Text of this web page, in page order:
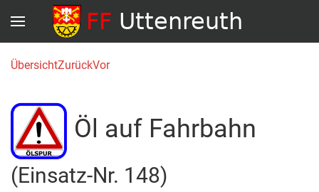
ÜbersichtZurückVor
Öl auf Fahrbahn
(Einsatz-Nr. 148)